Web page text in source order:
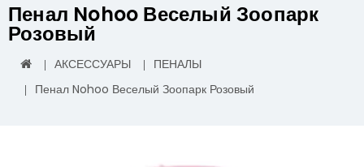
Пенал Nohoo Веселый Зоопарк
Розовый
АКСЕССУАРЫ
ПЕНАЛЫ
Пенал Nohoo Веселый Зоопарк Розовый